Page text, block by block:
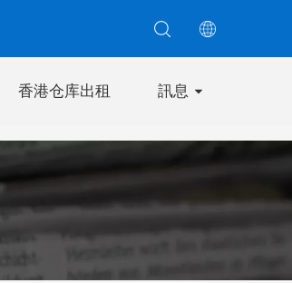
香港仓库出租 訊息